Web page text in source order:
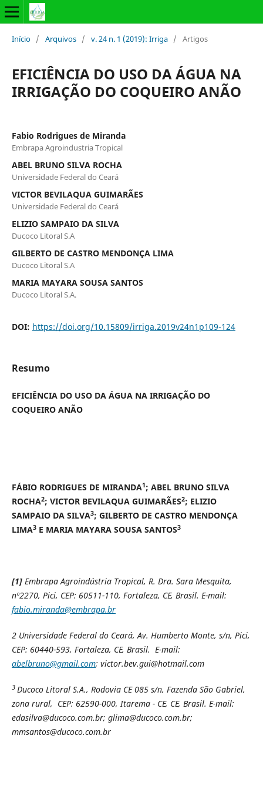
Início / Arquivos / v. 24 n. 1 (2019): Irriga / Artigos
EFICIÊNCIA DO USO DA ÁGUA NA
IRRIGAÇÃO DO COQUEIRO ANÃO
Fabio Rodrigues de Miranda
Embrapa Agroindustria Tropical
ABEL BRUNO SILVA ROCHA
Universidade Federal do Ceará
VICTOR BEVILAQUA GUIMARÃES
Universidade Federal do Ceará
ELIZIO SAMPAIO DA SILVA
Ducoco Litoral S.A
GILBERTO DE CASTRO MENDONÇA LIMA
Ducoco Litoral S.A
MARIA MAYARA SOUSA SANTOS
Ducoco Litoral S.A.
DOI: https://doi.org/10.15809/irriga.2019v24n1p109-124
Resumo
EFICIÊNCIA DO USO DA ÁGUA NA IRRIGAÇÃO DO
COQUEIRO ANÃO
FÁBIO RODRIGUES DE MIRANDA1; ABEL BRUNO SILVA
ROCHA2; VICTOR BEVILAQUA GUIMARÃES2; ELIZIO
SAMPAIO DA SILVA3; GILBERTO DE CASTRO MENDONÇA
LIMA3E MARIA MAYARA SOUSA SANTOS3
[1]Embrapa Agroindústria Tropical, R. Dra. Sara Mesquita,
nº2270, Pici, CEP: 60511-110, Fortaleza, CE, Brasil. E-mail:
fabio.miranda@embrapa.br
2Universidade Federal do Ceará, Av. Humberto Monte, s/n, Pici,
CEP: 60440-593, Fortaleza, CE, Brasil. E-mail:
abelbruno@gmail.com; victor.bev.gui@hotmail.com
3 Ducoco Litoral S.A., Rodovia CE 085 s/n, Fazenda São Gabriel,
zona rural, CEP: 62590-000, Itarema - CE, CE, Brasil. E-mail:
edasilva@ducoco.com.br; glima@ducoco.com.br;
mmsantos@ducoco.com.br